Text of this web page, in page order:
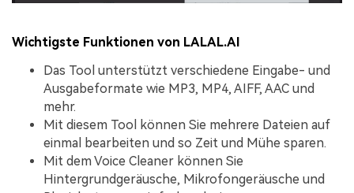
Wichtigste Funktionen von LALAL.AI
Das Tool unterstützt verschiedene Eingabe- und
Ausgabeformate wie MP3, MP4, AIFF, AAC und
mehr.
Mit diesem Tool können Sie mehrere Dateien auf
einmal bearbeiten und so Zeit und Mühe sparen.
Mit dem Voice Cleaner können Sie
Hintergrundgeräusche, Mikrofongeräusche und